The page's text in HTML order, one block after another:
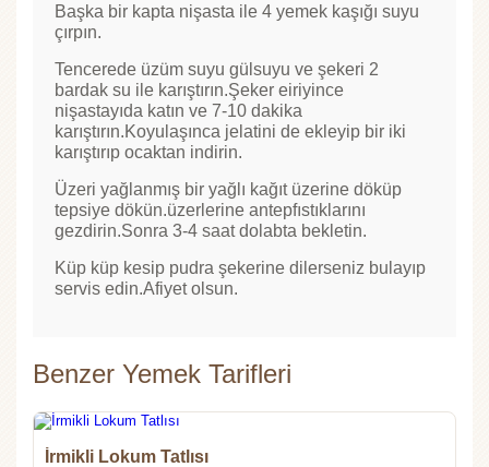
Başka bir kapta nişasta ile 4 yemek kaşığı suyu
çırpın.
Tencerede üzüm suyu gülsuyu ve şekeri 2
bardak su ile karıştırın.Şeker eiriyince
nişastayıda katın ve 7-10 dakika
karıştırın.Koyulaşınca jelatini de ekleyip bir iki
karıştırıp ocaktan indirin.
Üzeri yağlanmış bir yağlı kağıt üzerine döküp
tepsiye dökün.üzerlerine antepfıstıklarını
gezdirin.Sonra 3-4 saat dolabta bekletin.
Küp küp kesip pudra şekerine dilerseniz bulayıp
servis edin.Afiyet olsun.
Benzer Yemek Tarifleri
İrmikli Lokum Tatlısı